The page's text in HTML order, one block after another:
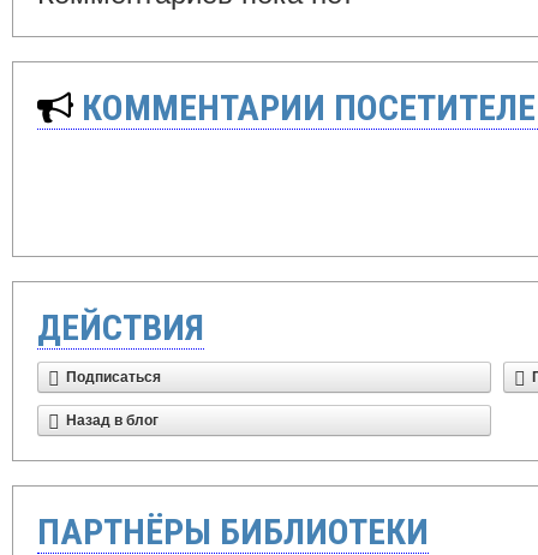
КОММЕНТАРИИ
ДЕЙСТВИЯ
Подписаться
Назад в блог
ПАРТНЁРЫ БИБЛИОТЕКИ